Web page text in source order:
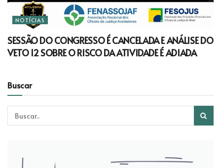
NOTÍCIAS
SESSÃO DO CONGRESSO É CANCELADA E ANÁLISE DO
VETO 12 SOBRE O RISCO DA ATIVIDADE É ADIADA
Buscar